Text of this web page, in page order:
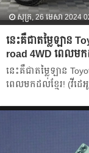
សុក្រ, 26 មេសា 2024
នេះគឺជាតម្លៃឡាន
road 4WD ពេលមក
នេះគឺជាតម្លៃឡាន
ពេលមកដល់ខ្មែរ! (វីដេ